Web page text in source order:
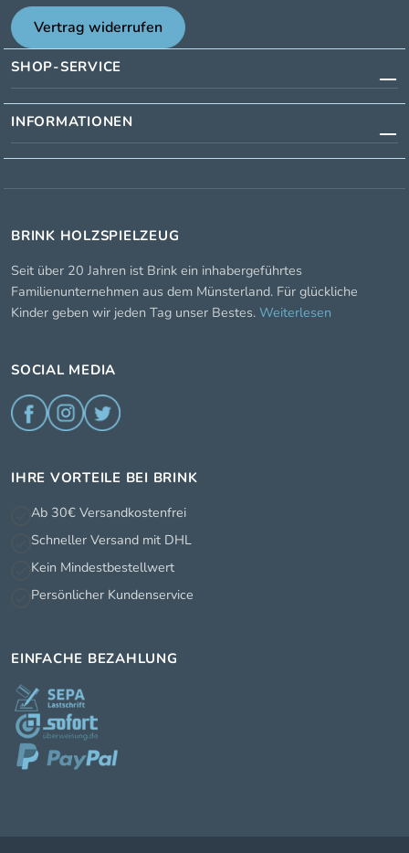
Vertrag widerrufen
SHOP-SERVICE
INFORMATIONEN
BRINK HOLZSPIELZEUG
Seit über 20 Jahren ist Brink ein inhabergeführtes
Familienunternehmen aus dem Münsterland. Für glückliche
Kinder geben wir jeden Tag unser Bestes. Weiterlesen
SOCIAL MEDIA
IHRE VORTEILE BEI BRINK
Ab 30€ Versandkostenfrei
Schneller Versand mit DHL
Kein Mindestbestellwert
Persönlicher Kundenservice
EINFACHE BEZAHLUNG